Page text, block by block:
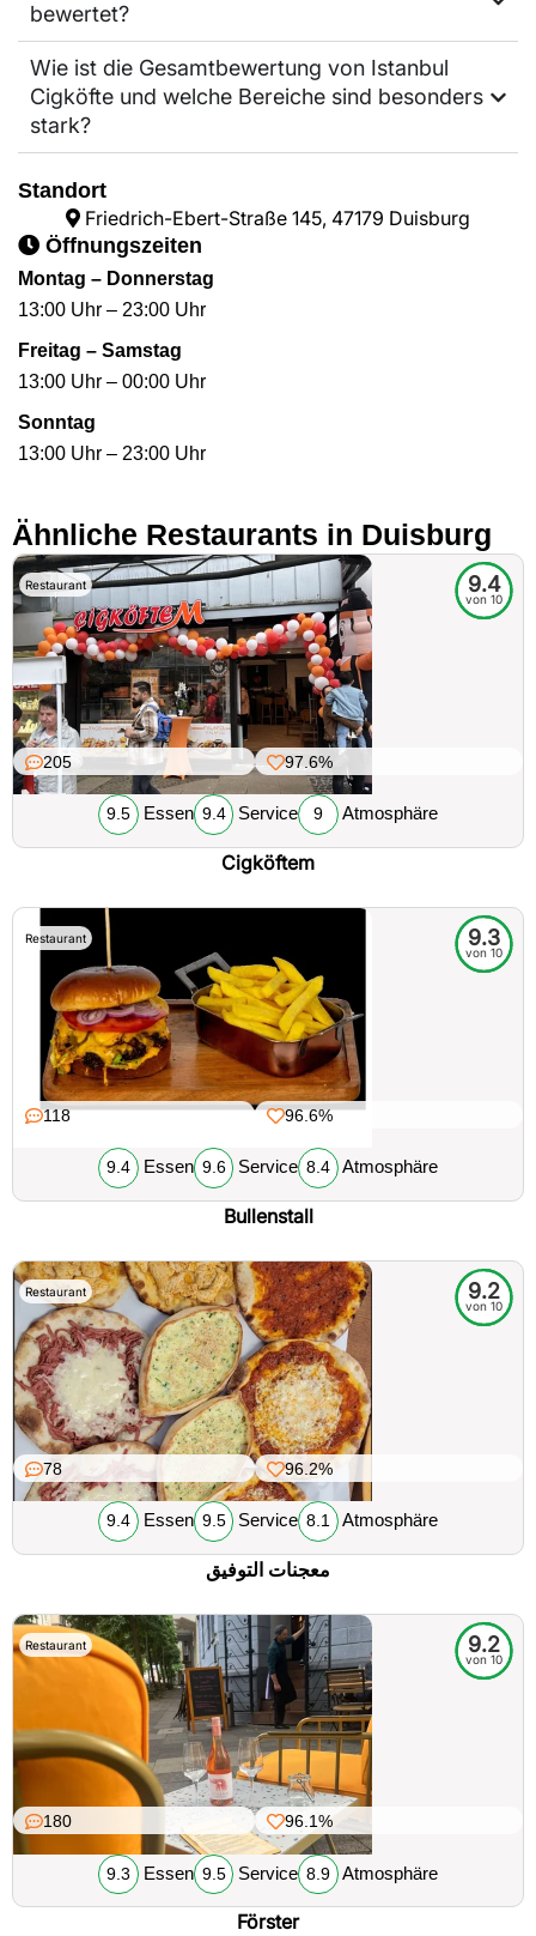
bewertet?
Wie ist die Gesamtbewertung von Istanbul
Cigköfte und welche Bereiche sind besonders
stark?
Standort
Friedrich-Ebert-Straße 145, 47179 Duisburg
Öffnungszeiten
Montag – Donnerstag
13:00 Uhr – 23:00 Uhr
Freitag – Samstag
13:00 Uhr – 00:00 Uhr
Sonntag
13:00 Uhr – 23:00 Uhr
Ähnliche Restaurants in Duisburg
Restaurant 9.4
von 10
205 97.6%
9.5 Essen 9.4 Service 9 Atmosphäre
Cigköftem
Restaurant 9.3
von 10
118 96.6%
9.4 Essen 9.6 Service 8.4 Atmosphäre
Bullenstall
Restaurant 9.2
von 10
78 96.2%
9.4 Essen 9.5 Service 8.1 Atmosphäre
معجنات التوفيق
Restaurant 9.2
von 10
180 96.1%
9.3 Essen 9.5 Service 8.9 Atmosphäre
Förster